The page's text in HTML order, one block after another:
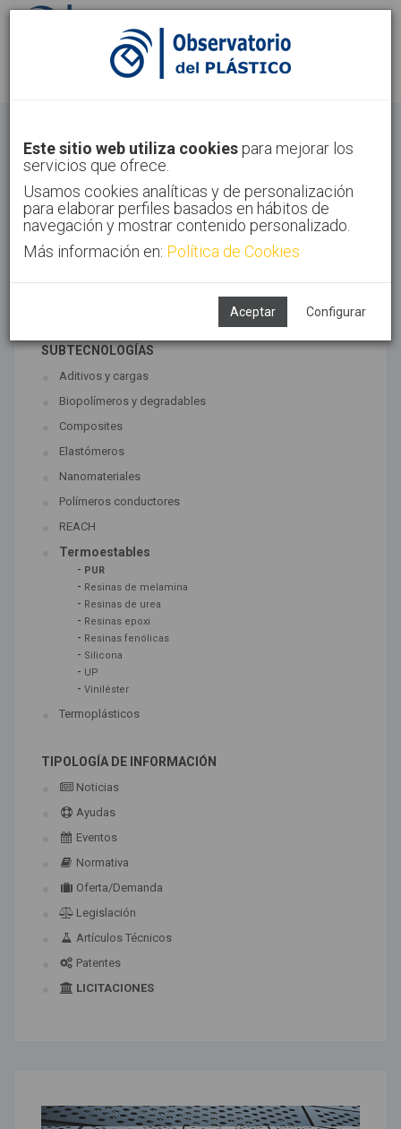
Identifícate Regístrate
Inicio Tecnologías Materiales
Este sitio web utiliza cookies para mejorar los
servicios que ofrece.
Usamos cookies analíticas y de personalización
para elaborar perfiles basados en hábitos de
navegación y mostrar contenido personalizado.
Más información en: Política de Cookies
Aceptar Configurar
TECNOLOGÍAS ASOCIADAS
SUBTECNOLOGÍAS
Aditivos y cargas
Biopolímeros y degradables
Composites
Elastómeros
Nanomateriales
Polímeros conductores
REACH
Termoestables
- PUR
- Resinas de melamina
- Resinas de urea
- Resinas epoxi
- Resinas fenólicas
- Silicona
- UP
- Viniléster
Termoplásticos
TIPOLOGÍA DE INFORMACIÓN
Noticias
Ayudas
Eventos
Normativa
Oferta/Demanda
Legislación
Artículos Técnicos
Patentes
LICITACIONES